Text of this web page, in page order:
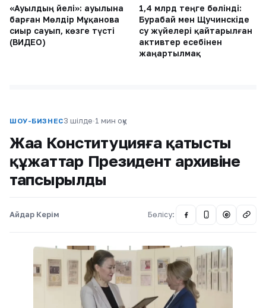
«Ауылдың әйелі»: ауылына
барған Мөлдір Мұқанова
сиыр сауып, көзге түсті
(ВИДЕО)
1,4 млрд теңге бөлінді:
Бурабай мен Щучинскіде
су жүйелері қайтарылған
активтер есебінен
жаңартылмақ
ШОУ-БИЗНЕС3 шілде·1 мин оқу
Жаңа Конституцияға қатысты
құжаттар Президент архивіне
тапсырылды
Айдар Керім Бөлісу: @